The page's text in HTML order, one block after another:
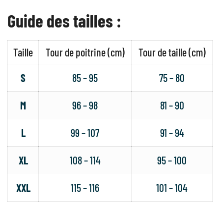
Guide des tailles :
Taille Tour de poitrine (cm)
Tour de taille (cm)
S
85 – 95 75 – 80
M 96 – 98 81 – 90
L 99 – 107 91 – 94
XL 108 – 114 95 – 100
XXL 115 – 116 101 – 104